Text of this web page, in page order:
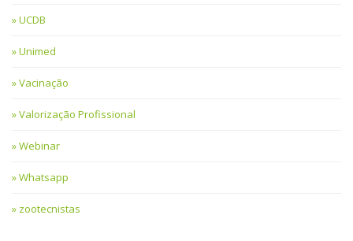
UCDB
Unimed
Vacinação
Valorização Profissional
Webinar
Whatsapp
zootecnistas